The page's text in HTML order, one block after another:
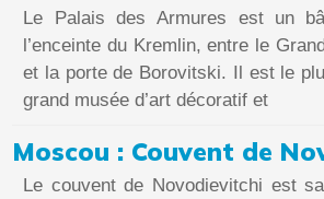
Le Palais des Armures est un
l’enceinte du Kremlin, entre le
et la porte de Borovitski. Il est le
grand musée d’art décoratif et
Moscou : Couvent de
Le couvent de Novodievitchi est